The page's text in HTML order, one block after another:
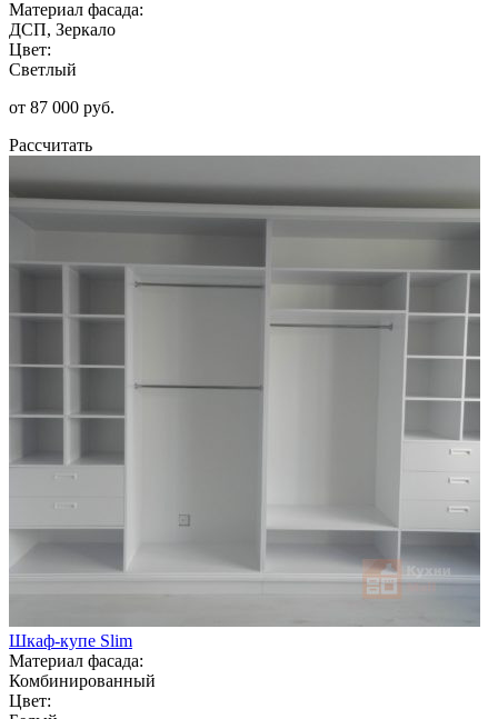
Материал фасада:
ДСП, Зеркало
Цвет:
Светлый
от 87 000 руб.
Рассчитать
Шкаф-купе Slim
Материал фасада:
Комбинированный
Цвет: